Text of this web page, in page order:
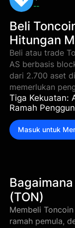
--
Beli
Hitungan
Beli atau trade
AS berbasis
dari 2.700 aset
memerlukan
Tiga Kekuatan:
Ramah
Masuk untuk
(TON)
Membeli
ramah pemula,